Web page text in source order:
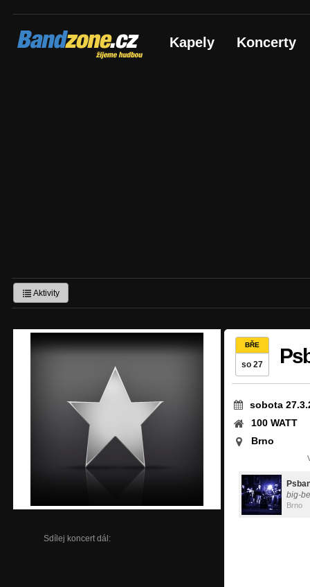
Bandzone.cz
žijeme hudbou Kapely Koncerty
Aktivity
Sdílej koncert dál:
BŘE
so 27
sobota
100 WATT
Brno
big-
Brno